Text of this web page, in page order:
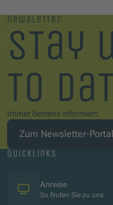
newsletter
stay
to
Immer bestens informiert.
Zum Newsletter-Portal
quicklinks
Anreise
So finden Sie zu uns.